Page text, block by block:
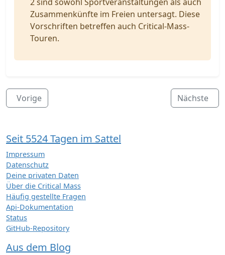
Zusammenkünfte im Freien untersagt. Diese
Vorschriften betreffen auch Critical-Mass-
Touren.
Vorige Nächste
Seit 5524 Tagen im Sattel
Impressum
Datenschutz
Deine privaten Daten
Über die Critical Mass
Häufig gestellte Fragen
Api-Dokumentation
Status
GitHub-Repository
Aus dem Blog